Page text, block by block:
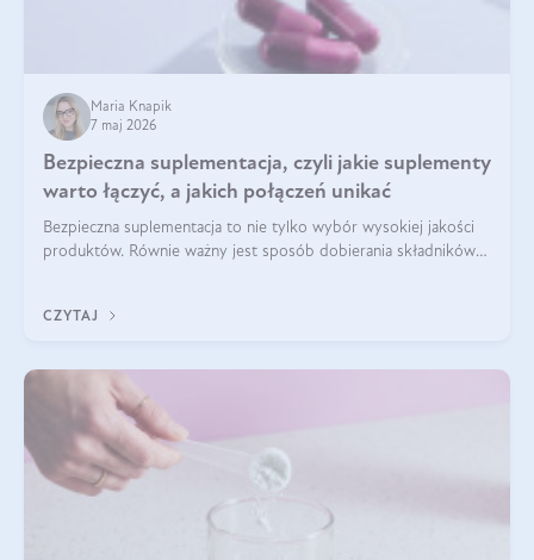
Maria Knapik
7 maj 2026
Bezpieczna suplementacja, czyli jakie suplementy
warto łączyć, a jakich połączeń unikać
Bezpieczna suplementacja to nie tylko wybór wysokiej jakości
produktów. Równie ważny jest sposób dobierania składników
CZYTAJ